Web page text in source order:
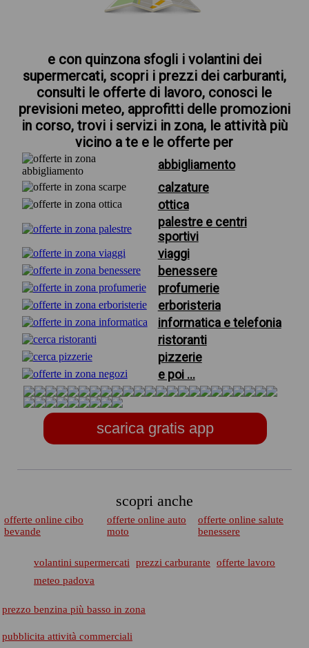
e con quinzona sfogli i volantini dei
supermercati, scopri i prezzi dei carburanti,
consulti le offerte di lavoro, conosci le
previsioni meteo, approfitti delle promozioni
in corso, trovi i servizi in zona, le attività più
vicino a te e le offerte per
abbigliamento
calzature
ottica
palestre e centri
sportivi
viaggi
benessere
profumerie
erboristeria
informatica e telefonia
ristoranti
pizzerie
e poi ...
scarica gratis app
scopri anche
offerte online cibo
bevande
offerte online auto
moto
offerte online salute
benessere
volantini supermercati prezzi carburante
offerte lavoro
meteo padova
prezzo benzina più basso in zona
pubblicita attività commerciali